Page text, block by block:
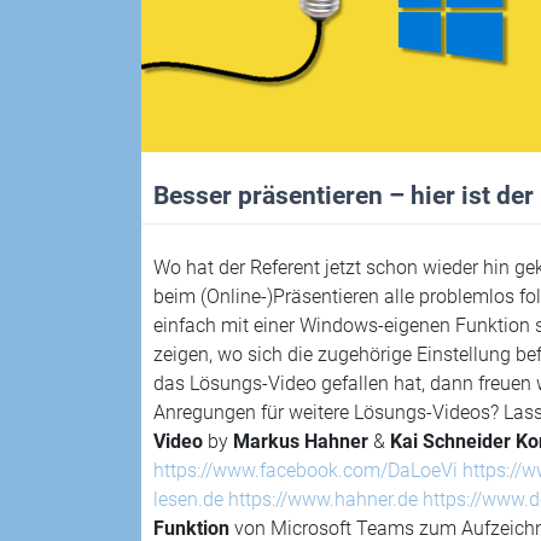
Besser präsentieren – hier ist
Wo hat der Referent jetzt schon wieder hin
beim (Online-)Präsentieren alle problemlos
einfach mit einer Windows-eigenen Funktion
zeigen, wo sich die zugehörige Einstellung
das Lösungs-Video gefallen hat, dann freuen
Anregungen für weitere Lösungs-Videos?
Video by Markus Hahner & Kai Schneider
https://www.facebook.com/DaLoeVi https://
lesen.de https://www.hahner.de https://
Funktion von Microsoft Teams zum